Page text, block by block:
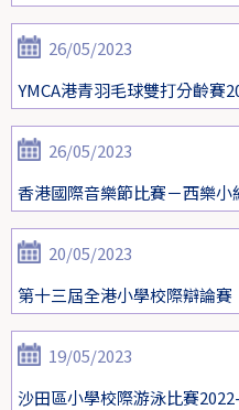
26/05/2023
YMCA港青羽毛球雙打分齡賽
26/05/2023
香港國際音樂節比賽－西樂小
20/05/2023
第十三屆全港小學校際辯論賽
19/05/2023
沙田區小學校際游泳比賽